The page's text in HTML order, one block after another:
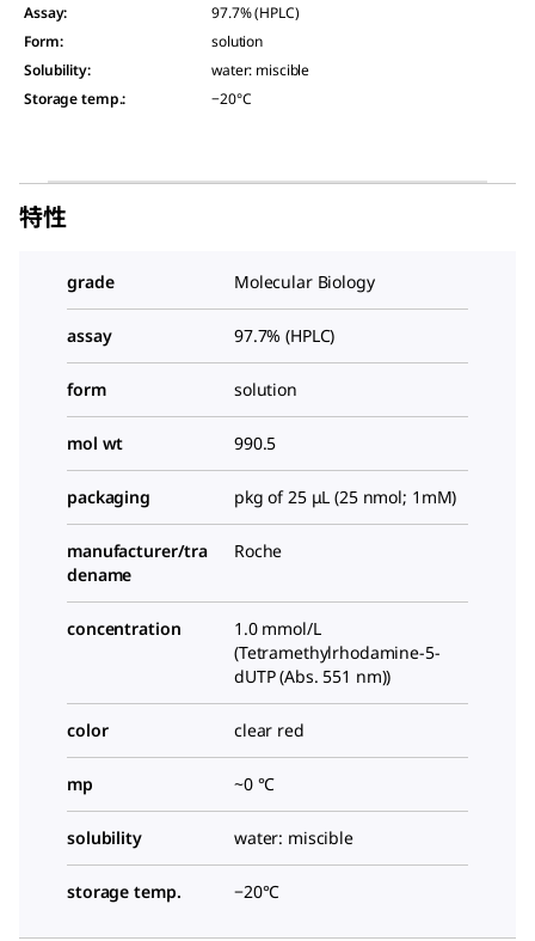
Assay:
97.7% (HPLC)
Form:
solution
Solubility:
water: miscible
Storage temp.: −20°C
特性
grade Molecular Biology
assay 97.7% (HPLC)
form solution
mol wt 990.5
packaging pkg of 25 μL (25 nmol; 1mM)
manufacturer/tra
dename
Roche
concentration
1.0 mmol/L
(Tetramethylrhodamine-5-
dUTP (Abs. 551 nm))
color clear red
mp ~0 °C
solubility water: miscible
storage temp. −20°C